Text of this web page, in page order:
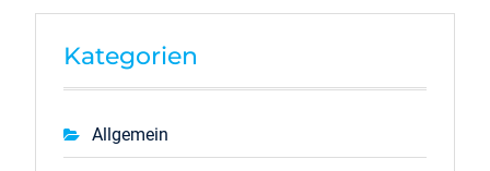
Kategorien
Allgemein